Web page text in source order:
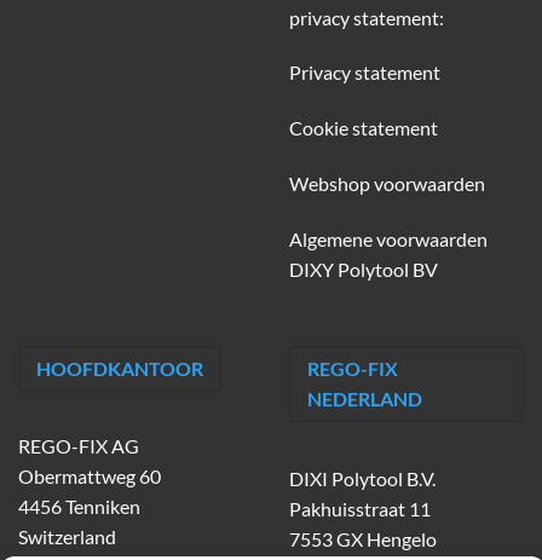
privacy statement:
Privacy statement
Cookie statement
Webshop voorwaarden
Algemene voorwaarden
DIXY Polytool BV
HOOFDKANTOOR
REGO-FIX AG
Obermattweg 60
4456 Tenniken
Switzerland
REGO-FIX
NEDERLAND
DIXI Polytool B.V.
Pakhuisstraat 11
7553 GX Hengelo